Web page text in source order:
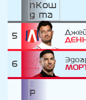
5
6